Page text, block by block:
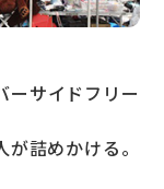
ーサイドフリー
詰めかける。